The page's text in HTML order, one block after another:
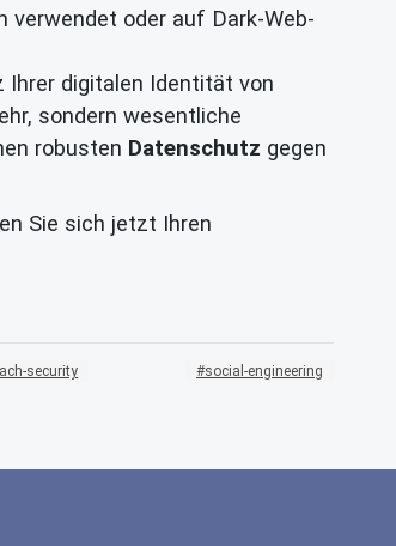
oder auf Dark-Web-
Ihrer digitalen Identität von
sondern wesentliche
robusten Datenschutz gegen
Sie sich jetzt Ihren
security social-engineering